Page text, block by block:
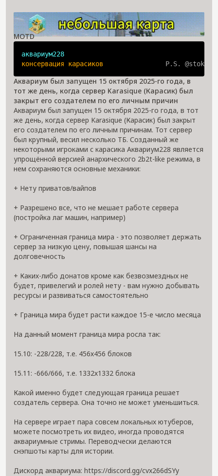
MOTD
аквариум228
консервация карасиков P.S.
Аквариум был запущен 15 октября 2025-го года, в
тот же день, когда сервер Karasique (Карасик) был
закрыт его создателем по его личным причин
Аквариум был запущен 15 октября 2025-го года, в тот
же день, когда сервер Karasique (Карасик) был закрыт
его создателем по его личным причинам. Тот сервер
был крупный, весил несколько ТБ. Созданный же
некоторыми игроками с карасика Аквариум228 является
упрощённой версией анархического 2b2t-like режима, в
нем сохраняются основные механики:
+ Нету приватов/вайпов
+ Разрешено все, что не мешает работе сервера
(постройка лаг машин, например)
+ Ограниченная граница мира - это позволяет держать
сервер за низкую цену, повышая шансы на
долговечность
+ Каких-либо донатов кроме как безвозмездных не
будет, привелегий и ролей нету - вам нужно добывать
ресурсы и развиваться самостоятельно
+ Граница мира будет расти каждое 15-е число месяца
На данный момент граница мира росла так:
15.10: -228/228, т.е. 456х456 блоков
15.11: -666/666, т.е. 1332х1332 блока
Какой именно будет следующая граница решает
создатель сервера. Она точно не может уменьшиться.
На сервере играет пара совсем локальных ютуберов,
можете посмотреть их видео, иногда проводятся
аквариумные стримы. Переводчески делаются
снэпшоты карты для истории.
Дискорд аквариума: https://discord.gg/cvx266dSYy